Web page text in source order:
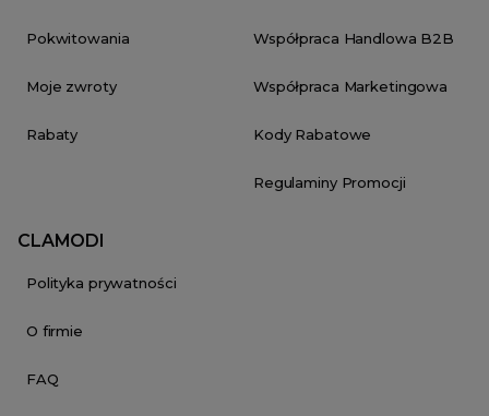
Pokwitowania
Moje zwroty
Rabaty
Współpraca Handlowa B2B
Współpraca Marketingowa
Kody Rabatowe
Regulaminy Promocji
CLAMODI
Polityka prywatności
O firmie
FAQ